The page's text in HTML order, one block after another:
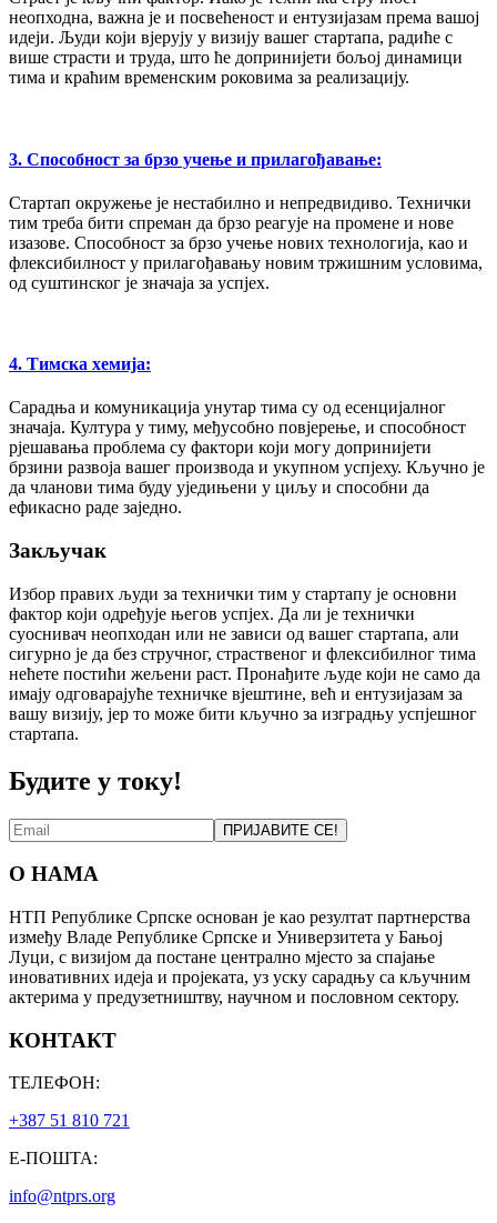
неопходна, важна је и посвећеност и ентузијазам према вашој
идеји. Људи који вјерују у визију вашег стартапа, радиће с
више страсти и труда, што ће допринијети бољој динамици
тима и краћим временским роковима за реализацију.
3. Способност за брзо учење и прилагођавање:
Стартап окружење је нестабилно и непредвидиво. Технички
тим треба бити спреман да брзо реагује на промене и нове
изазове. Способност за брзо учење нових технологија, као и
флексибилност у прилагођавању новим тржишним условима,
од суштинског је значаја за успјех.
4. Тимска хемија:
Сарадња и комуникација унутар тима су од есенцијалног
значаја. Култура у тиму, међусобно повјерење, и способност
рјешавања проблема су фактори који могу допринијети
брзини развоја вашег производа и укупном успјеху. Кључно је
да чланови тима буду уједињени у циљу и способни да
ефикасно раде заједно.
Закључак
Избор правих људи за технички тим у стартапу је основни
фактор који одређује његов успјех. Да ли је технички
суоснивач неопходан или не зависи од вашег стартапа, али
сигурно је да без стручног, страственог и флексибилног тима
нећете постићи жељени раст. Пронађите људе који не само да
имају одговарајуће техничке вјештине, већ и ентузијазам за
вашу визију, јер то може бити кључно за изградњу успјешног
стартапа.
Будите у току!
ПРИЈАВИТЕ СЕ!
О НАМА
НТП Републике Српске основан је као резултат партнерства
између Владе Републике Српске и Универзитета у Бањој
Луци, с визијом да постане централно мјесто за спајање
иновативних идеја и пројеката, уз уску сарадњу са кључним
актерима у предузетништву, научном и пословном сектору.
КОНТАКТ
ТЕЛЕФОН:
+387 51 810 721
Е-ПОШТА:
info@ntprs.org